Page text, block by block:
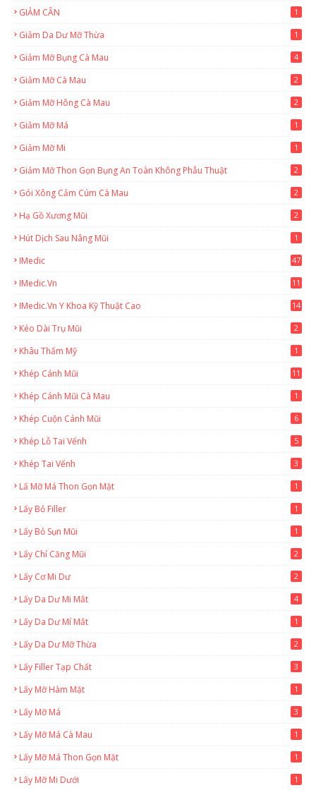
GIẢM CÂN 1
Giảm Da Dư Mỡ Thừa 1
Giảm Mỡ Bụng Cà Mau 4
Giảm Mỡ Cà Mau 2
Giảm Mỡ Hông Cà Mau 2
Giảm Mỡ Má 1
Giảm Mỡ Mi 1
Giảm Mỡ Thon Gọn Bụng An Toàn Không Phẫu Thuật 2
Gói Xông Cảm Cúm Cà Mau 2
Hạ Gồ Xương Mũi 2
Hút Dịch Sau Nâng Mũi 1
IMedic 47
IMedic.vn
11
IMedic.vn Y Khoa Kỹ Thuật Cao 14
Kéo Dài Trụ Mũi 2
Khâu Thẩm Mỹ 1
Khép Cánh Mũi 11
Khép Cánh Mũi Cà Mau 1
Khép Cuộn Cánh Mũi 6
Khép Lỗ Tai Vểnh 5
Khép Tai Vểnh 3
Lấ Mỡ Má Thon Gọn Mặt 1
Lấy Bỏ Filler 1
Lấy Bỏ Sụn Mũi 1
Lấy Chỉ Căng Mũi 2
Lấy Cơ Mi Dư 2
Lấy Da Dư Mi Mắt 4
Lấy Da Dư Mí Mắt 1
Lấy Da Dư Mỡ Thừa 2
Lấy Filler Tạp Chất 3
Lấy Mỡ Hàm Mặt 1
Lấy Mỡ Má 3
Lấy Mỡ Má Cà Mau 1
Lấy Mỡ Má Thon Gọn Mặt 1
Lấy Mỡ Mi Dưới 1